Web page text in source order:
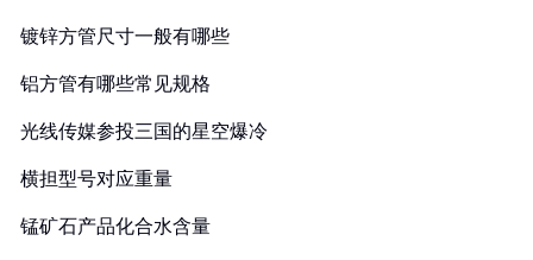
镀锌方管尺寸一般有哪些
铝方管有哪些常见规格
光线传媒参投三国的星空爆冷
横担型号对应重量
锰矿石产品化合水含量